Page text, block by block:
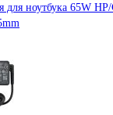
для ноутбука 65W